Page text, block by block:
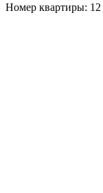
Номер квартиры: 12